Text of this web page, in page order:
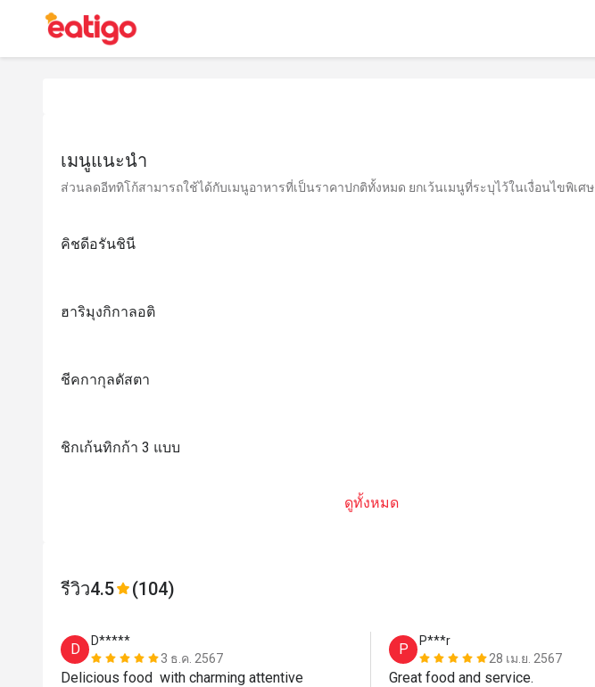
เมนูแนะนำ
ส่วนลดอีททิโก้สามารถใช้ได้กับเมนูอาหารที่เป็นราคาปกติทั้งหมด ยกเว้นเมนูที่ระบุไว้ในเงื่อนไขพิเศษ
คิชดีอรันชินี
ฮาริมุงกิกาลอติ
ชีคกากุลดัสตา
ชิกเก้นทิกก้า 3 แบบ
ดูทั้งหมด
รีวิว4.5 (104)
D
D*****
3 ธ.ค. 2567
Delicious food  with charming attentive
P
P***r
28 เม.ย. 2567
Great food and service.